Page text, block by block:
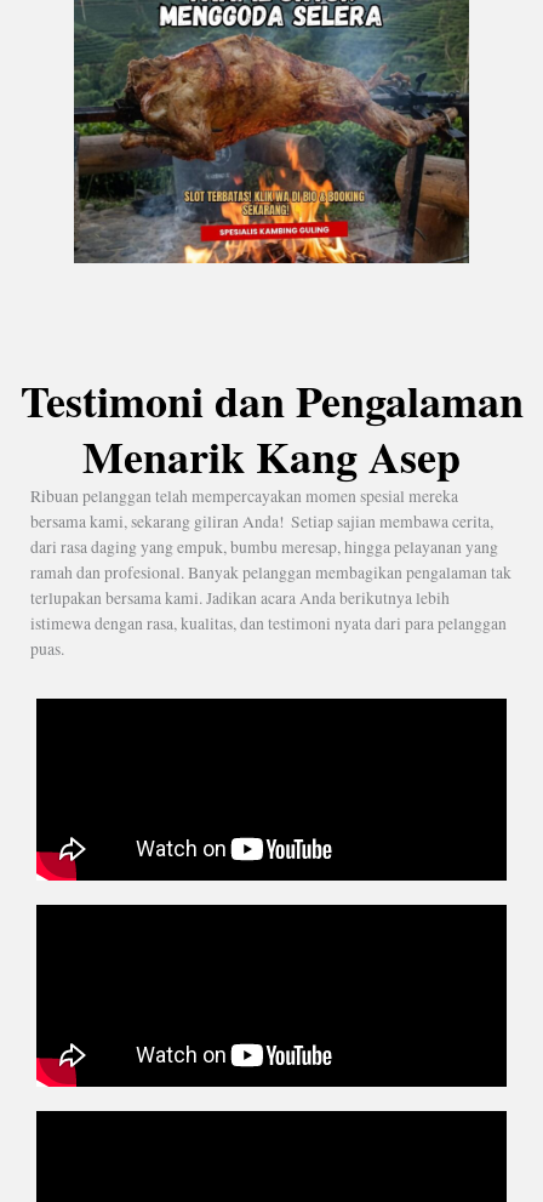
Testimoni dan Pengalaman
Menarik Kang Asep
Ribuan pelanggan telah mempercayakan momen spesial mereka
bersama kami, sekarang giliran Anda! Setiap sajian membawa cerita,
dari rasa daging yang empuk, bumbu meresap, hingga pelayanan yang
ramah dan profesional. Banyak pelanggan membagikan pengalaman tak
terlupakan bersama kami. Jadikan acara Anda berikutnya lebih
istimewa dengan rasa, kualitas, dan testimoni nyata dari para pelanggan
puas.